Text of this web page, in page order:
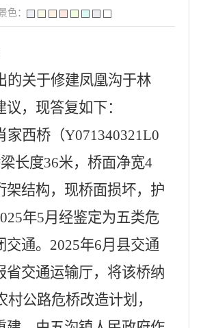
色：
的关于修建凤凰沟于林
议 ，现答复如下：
家西桥（Y071340321L0
长度36米，桥面净宽4
架结构，现桥面损坏，护
年5月经鉴定为五类危
通。 2025年6月县交通
省交通运输厅，将该桥纳
村公路危桥改造计划，